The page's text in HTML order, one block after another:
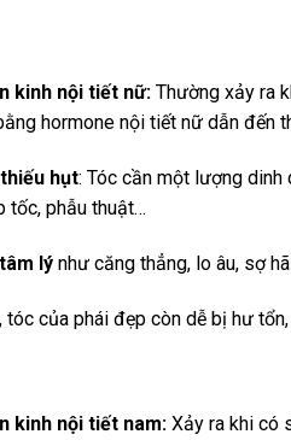
kinh nội tiết nữ:Thường xảy ra
hormone nội tiết nữ dẫn đến
hụt: Tóc cần một lượng dinh
tốc, phẫu thuật…
lýnhư căng thẳng, lo âu, sợ
tóc của phái đẹp còn dễ bị hư
kinh nội tiết nam:Xảy ra khi có